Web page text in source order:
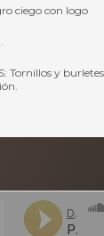
ciego con logo
Tornillos y